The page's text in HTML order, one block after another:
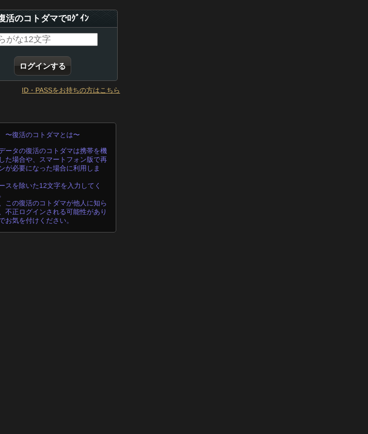
活のコトダマでﾛｸﾞｲﾝ
ID・PASSをお持ちの方はこちら
〜復活のコトダマとは〜
ータの復活のコトダマは携帯を機
た場合や、スマートフォン版で再
が必要になった場合に利用しま
スを除いた12文字を入力してく
この復活のコトダマが他人に知ら
不正ログインされる可能性があり
お気を付けください。